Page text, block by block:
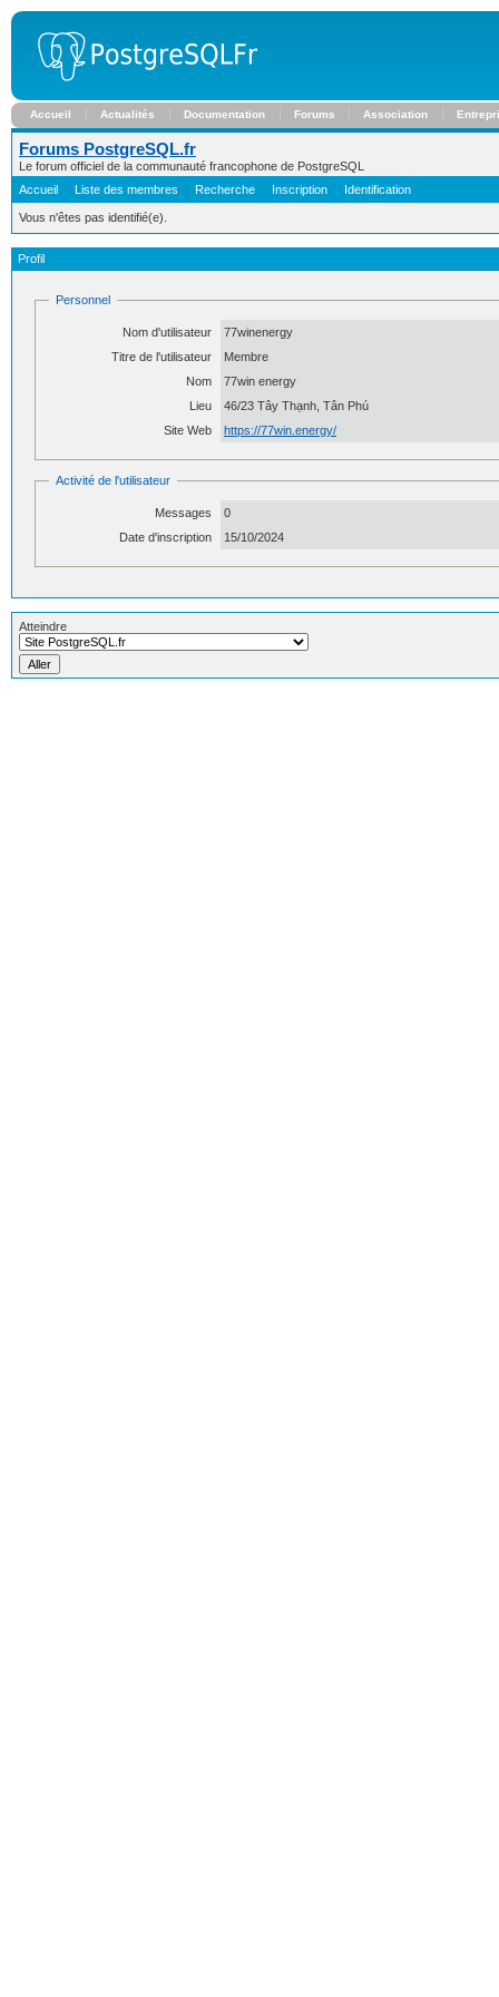
Accueil Actualités Documentation Forums Association
Forums PostgreSQL.fr
Le forum officiel de la communauté francophone de PostgreSQL
Accueil
Liste des membres Recherche Inscription Identification
Vous n'êtes pas identifié(e).
Profil
Personnel
Nom d'utilisateur
77winenergy
Titre de l'utilisateur
Membre
Nom
77win energy
Lieu
46/23 Tây Thạnh, Tân Phú
Site Web
https://77win.energy/
Activité de l'utilisateur
Messages
0
Date d'inscription
15/10/2024
Atteindre